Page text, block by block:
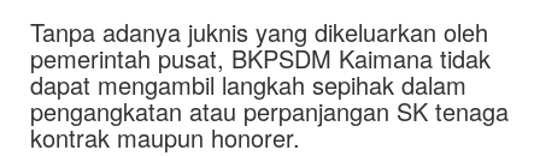
Tanpa adanya juknis yang dikeluarkan oleh
pemerintah pusat, BKPSDM Kaimana tidak
dapat mengambil langkah sepihak dalam
pengangkatan atau perpanjangan SK tenaga
kontrak maupun honorer.